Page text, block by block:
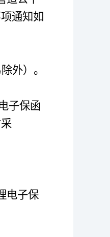
通知如
外）。
子保函
电子保